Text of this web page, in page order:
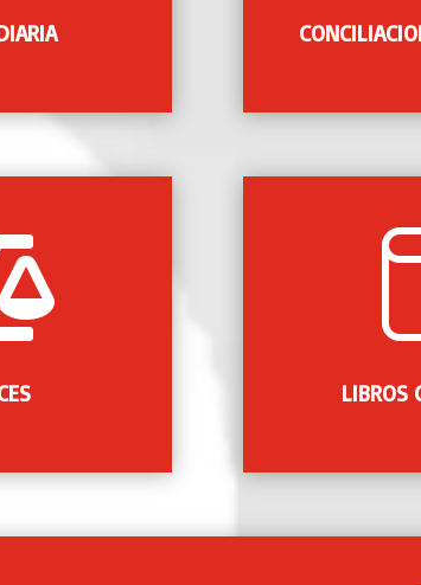
balances tanto de
como de Cuenta
Confección de los
y ayuda a la
financieras.
LIBROS
Legalización ante
contribuyente